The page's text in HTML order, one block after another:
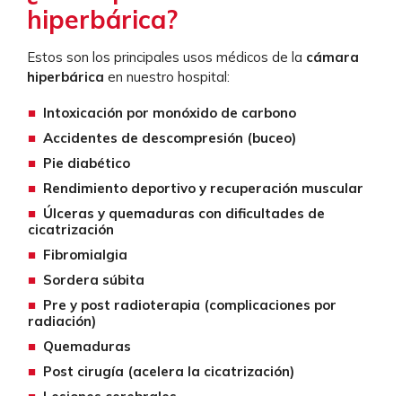
hiperbárica?
Estos son los principales usos médicos de la cámara
hiperbárica en nuestro hospital:
Intoxicación por monóxido de carbono
Accidentes de descompresión (buceo)
Pie diabético
Rendimiento deportivo y recuperación muscular
Úlceras y quemaduras con dificultades de
cicatrización
Fibromialgia
Sordera súbita
Pre y post radioterapia (complicaciones por
radiación)
Quemaduras
Post cirugía (acelera la cicatrización)